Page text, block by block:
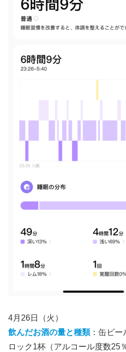
4月26日（火）
飲んだお酒の量と種類：缶ビー
ロック1杯（アルコール度数25％